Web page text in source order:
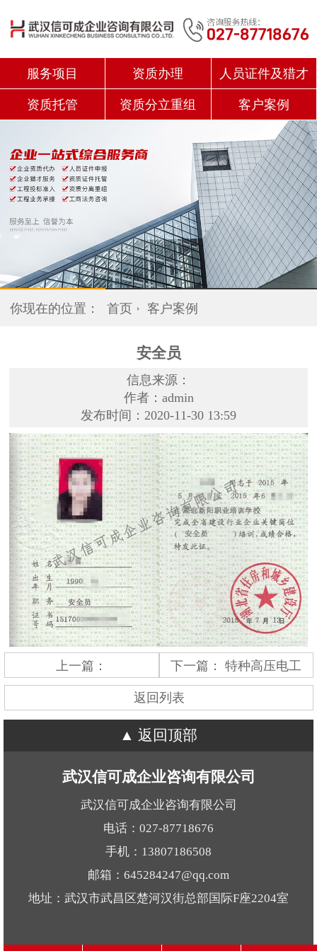
服务项目 资质办理 人员证件及猎才
资质托管 资质分立重组 客户案例
你现在的位置： 首页 客户案例
安全员
信息来源：
作者：admin
发布时间：2020-11-30 13:59
上一篇： 下一篇：特种高压电工
返回列表
返回顶部
武汉信可成企业咨询有限公司
武汉信可成企业咨询有限公司
电话：027-87718676
手机：13807186508
邮箱：645284247@qq.com
地址：武汉市武昌区楚河汉街总部国际F座2204室